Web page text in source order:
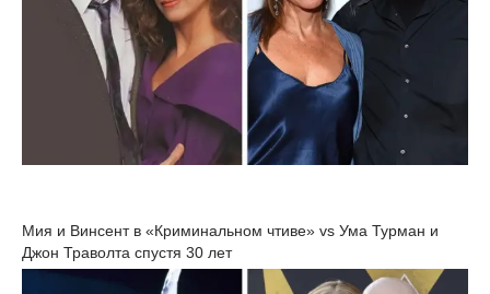
Мия и Винсент в «Криминальном чтиве» vs Ума Турман и
Джон Траволта спустя 30 лет